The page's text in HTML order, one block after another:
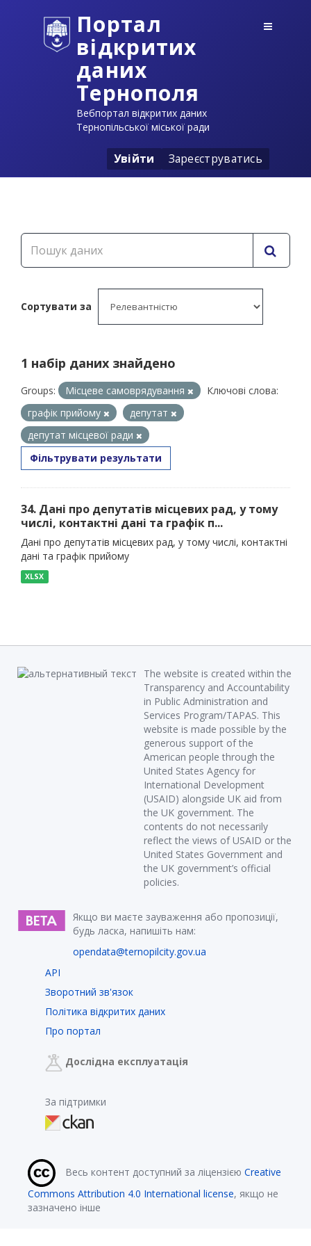
Портал
відкритих
даних
Тернополя
Вебпортал відкритих даних
Тернопільської міської ради
Увійти Зареєструватись
Сортувати за
1 набір даних знайдено
Groups: Місцеве самоврядування
Ключові слова:
графік прийому
депутат
депутат місцевої ради
Фільтрувати результати
34. Дані про депутатів місцевих рад, у тому
числі, контактні дані та графік п...
Дані про депутатів місцевих рад, у тому числі, контактні
дані та графік прийому
XLSX
The website is created within the
Transparency and Accountability
in Public Administration and
Services Program/TAPAS. This
website is made possible by the
generous support of the
American people through the
United States Agency for
International Development
(USAID) alongside UK aid from
the UK government. The
contents do not necessarily
reflect the views of USAID or the
United States Government and
the UK government’s official
policies.
Якщо ви маєте зауваження або пропозиції,
будь ласка, напишіть нам:
opendata@ternopilcity.gov.ua
API
Зворотний зв'язок
Політика відкритих даних
Про портал
Дослідна експлуатація
За підтримки
Весь контент доступний за ліцензією Creative
Commons Attribution 4.0 International license, якщо не
зазначено інше